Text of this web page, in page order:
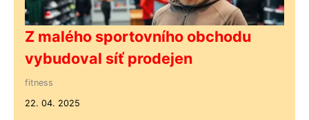
Z malého sportovního obchodu
vybudoval síť prodejen
fitness
22. 04. 2025